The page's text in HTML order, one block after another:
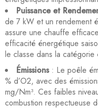
Puissance et
de 7 kW et un rendement
assure une chauffe
efficacité énergétique
le classe dans la
Émissions: Le poêle
% d’O2, avec des
mg/Nm³. Ces faibles
combustion respectueuse